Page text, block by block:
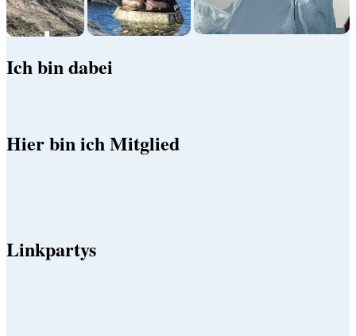
Ich bin dabei
Hier bin ich Mitglied
Linkpartys